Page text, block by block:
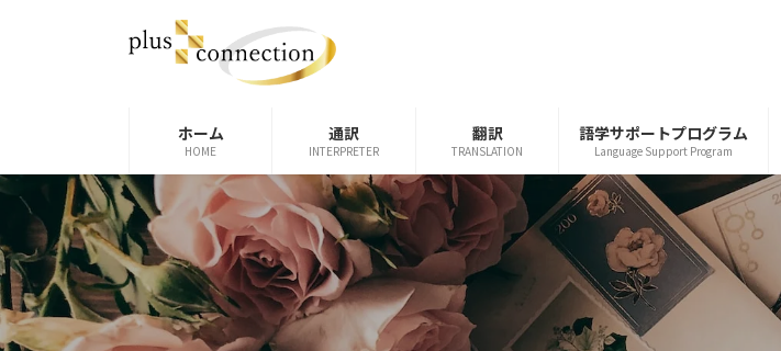
ス
キ
プ
ン
に
動
ホーム
HOME
通訳
INTERPRETER
翻訳
TRANSLATION
語学サポートプログラム
Language Support Program